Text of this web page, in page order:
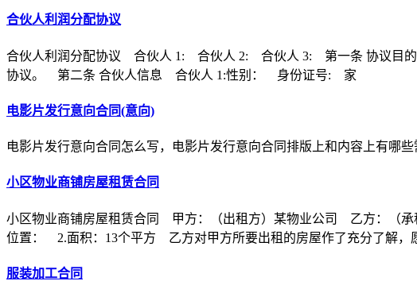
合伙人利润分配协议
合伙人利润分配协议 合伙人 1: 合伙人 2: 合伙人 3: 第一条 协议目的
协议。 第二条 合伙人信息 合伙人 1:性别： 身份证号: 家
电影片发行意向合同(意向)
电影片发行意向合同怎么写，电影片发行意向合同排版上和内容上有哪
小区物业商铺房屋租赁合同
小区物业商铺房屋租赁合同 甲方：（出租方）某物业公司 乙方：（
位置： 2.面积：13个平方 乙方对甲方所要出租的房屋作了充分了解，
服装加工合同